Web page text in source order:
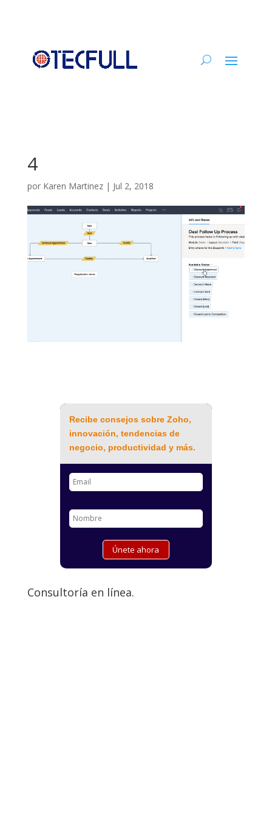
4
por Karen Martinez| Jul 2, 2018
Recibe consejos sobre Zoho,
innovación, tendencias de
negocio, productividad y más.
Consultoría en línea.